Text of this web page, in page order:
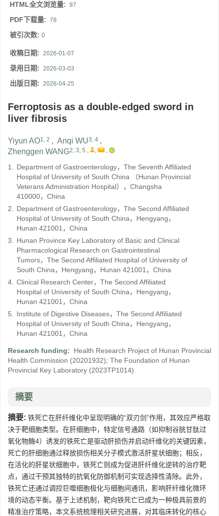
HTML全文浏览量: 97
PDF下载量: 78
被引次数: 0
收稿日期: 2026-01-07
录用日期: 2026-03-03
出版日期: 2026-04-25
Ferroptosis as a double-edged sword in
liver fibrosis
Yiyun AO1, 2 , Anqi WU3, 4 ,
Zhenggen WANG2, 3, 5 , , ,
1. Department of Gastroenterology，The Seventh Affiliated
Hospital of University of South China （Hunan Provincial
Veterans Administration Hospital），Changsha
410000，China
2. Department of Gastroenterology，The Second Affiliated
Hospital of University of South China，Hengyang，
Hunan 421001，China
3. Hunan Province Key Laboratory of Basic and Clinical
Pharmacological Research on Gastrointestinal
Tumors，The Second Affiliated Hospital of University of
South China，Hengyang，Hunan 421001，China
4. Clinical Research Center，The Second Affiliated
Hospital of University of South China，Hengyang，
Hunan 421001，China
5. Institute of Digestive Diseases，The Second Affiliated
Hospital of University of South China，Hengyang，
Hunan 421001，China
Research funding:
Health Research Project of Hunan Provincial
Health Commission (20201932); The Foundation of Hunan
Provincial Key Laboratory (2023TP1014)
摘要
摘要: 铁死亡在肝纤维化中呈现明确的“双刃剑”作用，其效应严格取
决于靶细胞类型。在肝细胞中，特定信号通路（如抑制谷胱甘肽过
氧化物酶4）诱发的铁死亡是驱动肝损伤并启动纤维化的关键因素，
死亡的肝细胞通过释放损伤相关分子模式激活肝星状细胞；相反，
在活化的肝星状细胞中，铁死亡则成为促进肝纤维化逆转的治疗靶
点，通过干预其独特的抗氧化防御机制可实现选择性清除。此外，
铁死亡还通过调控巨噬细胞极化与细胞间通讯，影响肝纤维化微环
境的动态平衡。基于上述机制，靶向铁死亡已成为一种极具前景的
精准治疗策略，本文系统梳理相关研究进展，对其临床转化的核心